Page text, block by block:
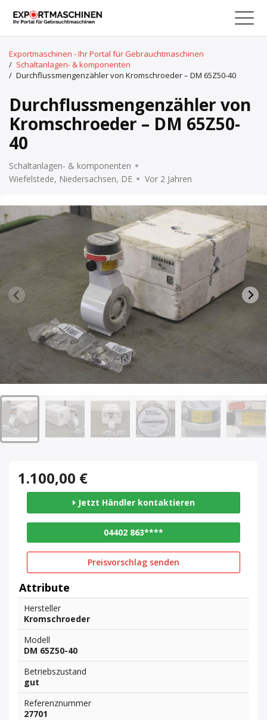
Exportmaschinen - Ihr Portal für Gebrauchtmaschinen
/ Schaltanlagen- & komponenten
/ Durchflussmengenzähler von Kromschroeder – DM 65Z50-40
Durchflussmengenzähler von
Kromschroeder – DM 65Z50-
40
Schaltanlagen- & komponenten
Wiefelstede, Niedersachsen, DE
Vor 2 Jahren
1.100,00 €
Jetzt Händler kontaktieren
04402 863****
Preisvorschlag senden
Attribute
Hersteller
Kromschroeder
Modell
DM 65Z50-40
Betriebszustand
gut
Referenznummer
27701